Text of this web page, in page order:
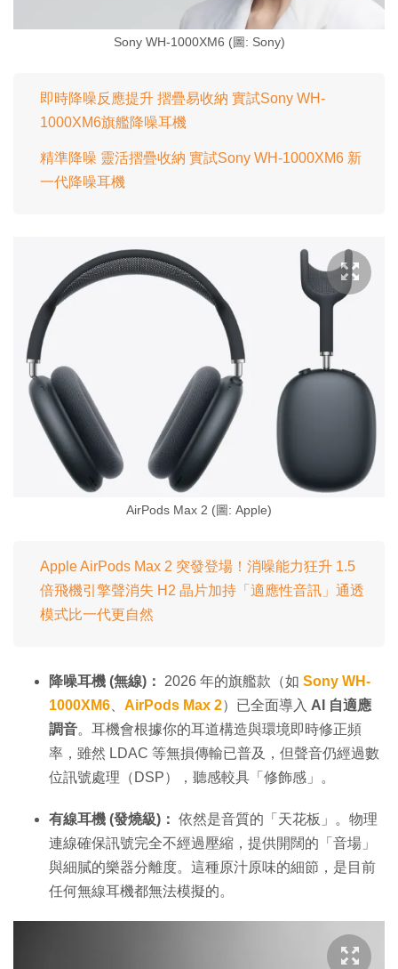
Sony WH-1000XM6 (圖: Sony)
即時降噪反應提升 摺疊易收納 實試Sony WH-
1000XM6旗艦降噪耳機
精準降噪 靈活摺疊收納 實試Sony WH-1000XM6 新
一代降噪耳機
AirPods Max 2 (圖: Apple)
Apple AirPods Max 2 突發登場！消噪能力狂升 1.5
倍飛機引擎聲消失 H2 晶片加持「適應性音訊」通透
模式比一代更自然
降噪耳機 (無線)： 2026 年的旗艦款（如 Sony WH-
1000XM6
AirPods Max 2）已全面導入 AI 自適應
調音。耳機會根據你的耳道構造與環境即時修正頻
率，雖然 LDAC 等無損傳輸已普及，但聲音仍經過數
位訊號處理（DSP），聽感較具「修飾感」。
有線耳機 (發燒級)： 依然是音質的「天花板」。物理
連線確保訊號完全不經過壓縮，提供開闊的「音場」
與細膩的樂器分離度。這種原汁原味的細節，是目前
任何無線耳機都無法模擬的。